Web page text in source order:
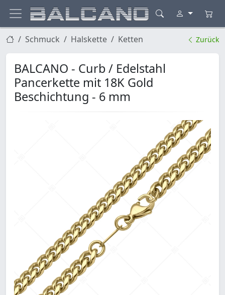
Schmuck Halskette Ketten Zurück
BALCANO - Curb / Edelstahl
Pancerkette mit 18K Gold
Beschichtung - 6 mm